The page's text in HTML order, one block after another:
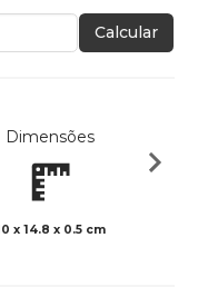
Calcular
Dimensões
x 14.8 x 0.5 cm